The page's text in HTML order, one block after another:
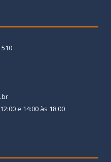
e 14:00 às 18:00